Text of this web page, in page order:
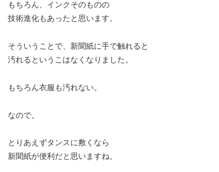
もちろん、インクそのものの
技術進化もあったと思います。
そういうことで、新聞紙に手で触れると
汚れるというこはなくなりました。
もちろん衣服も汚れない。
なので。
とりあえずタンスに敷くなら
新聞紙が便利だと思いますね。